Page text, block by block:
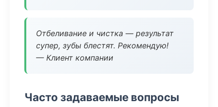
Отбеливание и чистка — результат
супер, зубы блестят. Рекомендую!
— Клиент компании
Часто задаваемые вопросы